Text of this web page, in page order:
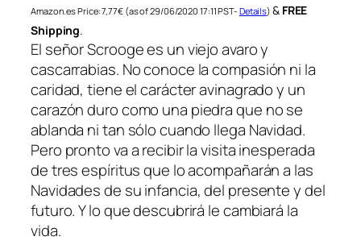
Amazon.es Price:7,77€(as of 29/06/2020 17:11 PST- Details) & FREE
Shipping.
El señor Scrooge es un viejo avaro y
cascarrabias. No conoce la compasión ni la
caridad, tiene el carácter avinagrado y un
carazón duro como una piedra que no se
ablanda ni tan sólo cuando llega Navidad.
Pero pronto va a recibir la visita inesperada
de tres espíritus que lo acompañarán a las
Navidades de su infancia, del presente y del
futuro. Y lo que descubrirá le cambiará la
vida.